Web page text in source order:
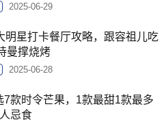
2025-06-29
明星打卡餐厅攻略，跟容祖儿吃
曼撑烧烤
2025-06-28
7款时令芒果，1款最甜1款最多
忌食